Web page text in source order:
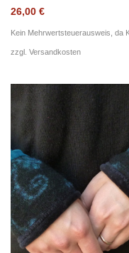
26,00 €
Kein Mehrwertsteuerausweis, da
zzgl. Versandkosten